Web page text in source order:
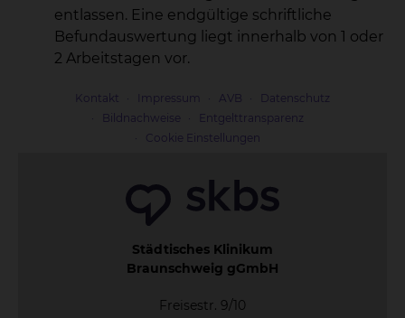
entlassen. Eine endgültige schriftliche
Befundauswertung liegt innerhalb von 1 oder
2 Arbeitstagen vor.
Kontakt Impressum AVB
Datenschutz
Bildnachweise
Entgelttransparenz
Cookie Einstellungen
Städtisches Klinikum
Braunschweig gGmbH
Freisestr. 9/10